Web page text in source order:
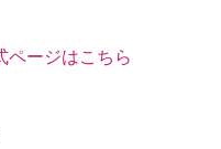
ページはこちら